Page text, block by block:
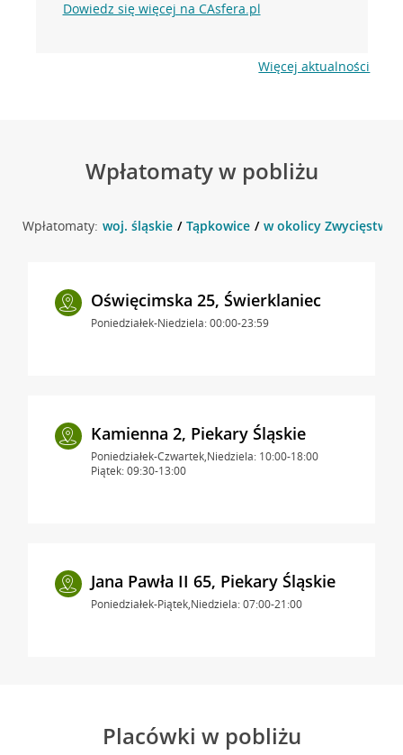
Dowiedz się więcej na CAsfera.pl
Więcej aktualności
Wpłatomaty w pobliżu
Wpłatomaty: woj. śląskie Tąpkowice w okolicy Zwycięstwa
Oświęcimska 25, Świerklaniec
Poniedziałek-Niedziela: 00:00-23:59
Kamienna 2, Piekary Śląskie
Poniedziałek-Czwartek,Niedziela: 10:00-18:00
Piątek: 09:30-13:00
Jana Pawła II 65, Piekary Śląskie
Poniedziałek-Piątek,Niedziela: 07:00-21:00
Placówki w pobliżu